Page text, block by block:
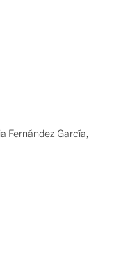
Fernández García,